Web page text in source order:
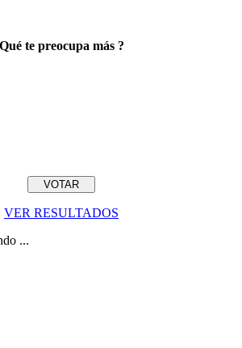
Qué te preocupa más ?
VER RESULTADOS
...